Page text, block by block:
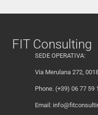
FIT Consulting
SEDE OPERATIVA:
Via Merulana 272,
Phone. (+39) 06 77 59
Email: